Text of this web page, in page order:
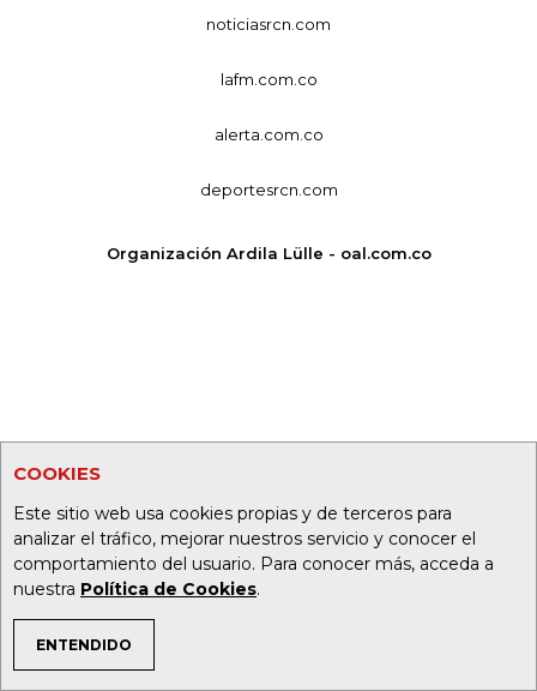
COOKIES
Este sitio web usa cookies propias y de terceros para
analizar el tráfico, mejorar nuestros servicio y conocer el
comportamiento del usuario. Para conocer más, acceda a
nuestra Política de Cookies.
ENTENDIDO
TEMAS DE INTERÉS
noticiasrcn.com
lafm.com.co
alerta.com.co
deportesrcn.com
Organización Ardila Lülle - oal.com.co